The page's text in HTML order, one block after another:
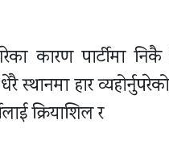
कारण पार्टीमा निकै
हार
क्रियाशिल र